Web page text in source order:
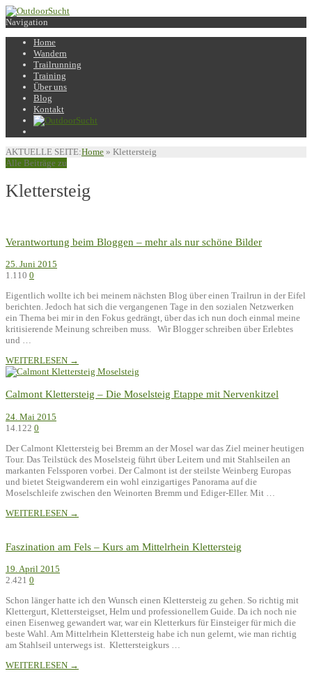
Navigation
Home
Wandern
Trailrunning
Training
Über uns
Blog
Kontakt
AKTUELLE SEITE:Home » Klettersteig
Alle Beiträge zu
Klettersteig
Verantwortung beim Bloggen – mehr als nur schöne Bilder
25. Juni 2015
1.110 0
Eigentlich wollte ich bei meinem nächsten Blog über einen Trailrun in der Eifel
berichten. Jedoch hat sich die vergangenen Tage in den sozialen Netzwerken
ein Thema bei mir in den Fokus gedrängt, über das ich nun doch einmal meine
kritisierende Meinung schreiben muss. Wir Blogger schreiben über Erlebtes
und …
WEITERLESEN →
Calmont Klettersteig – Die Moselsteig Etappe mit Nervenkitzel
24. Mai 2015
14.122 0
Der Calmont Klettersteig bei Bremm an der Mosel war das Ziel meiner heutigen
Tour. Das Teilstück des Moselsteig führt über Leitern und mit Stahlseilen an
markanten Felssporen vorbei. Der Calmont ist der steilste Weinberg Europas
und bietet Steigwanderern ein wohl einzigartiges Panorama auf die
Moselschleife zwischen den Weinorten Bremm und Ediger-Eller. Mit …
WEITERLESEN →
Faszination am Fels – Kurs am Mittelrhein Klettersteig
19. April 2015
2.421 0
Schon länger hatte ich den Wunsch einen Klettersteig zu gehen. So richtig mit
Klettergurt, Klettersteigset, Helm und professionellem Guide. Da ich noch nie
einen Eisenweg gewandert war, war ein Kletterkurs für Einsteiger für mich die
beste Wahl. Am Mittelrhein Klettersteig habe ich nun gelernt, wie man richtig
am Stahlseil unterwegs ist. Klettersteigkurs …
WEITERLESEN →